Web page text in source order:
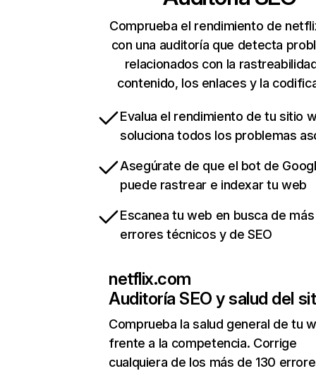
Comprueba el rendimiento de
con una auditoría que detecta
relacionados con la
contenido, los enlaces y la
Evalua el rendimiento de tu sitio
soluciona todos los problemas
Asegúrate de que el bot de
puede rastrear e indexar tu web
Escanea tu web en busca de
errores técnicos y de SEO
netflix.com
Auditoría SEO y salud del
Comprueba la salud general de tu
frente a la competencia. Corrige
cualquiera de los más de 130